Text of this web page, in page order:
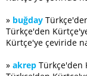
» buğday
Türkçe'den
Kürtçe'ye çeviride
» akrep Türkçe'den